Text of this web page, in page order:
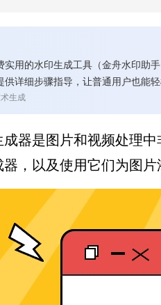
实用的水印生成工具（金舟水印助
供详细步骤指导，让普通用户也能
生成
成器是图片和视频处理
，以及使用它们为图片